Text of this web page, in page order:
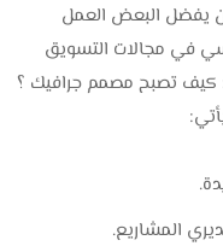
يفضل البعض العمل
في مجالات التسويق
كيف تصبح مصمم جرافيك ؟
المشاريع.